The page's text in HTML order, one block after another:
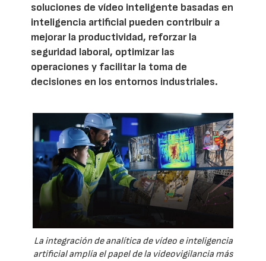
soluciones de vídeo inteligente basadas en
inteligencia artificial pueden contribuir a
mejorar la productividad, reforzar la
seguridad laboral, optimizar las
operaciones y facilitar la toma de
decisiones en los entornos industriales.
La integración de analítica de vídeo e inteligencia
artificial amplía el papel de la videovigilancia más